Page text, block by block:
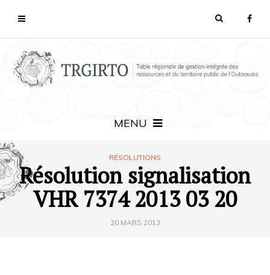
MENU
RÉSOLUTIONS
Résolution signalisation
VHR 7374 2013 03 20
20 MARS 2013